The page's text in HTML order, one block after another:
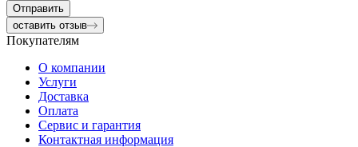
Отправить
оставить отзыв
Покупателям
О компании
Услуги
Доставка
Оплата
Сервис и гарантия
Контактная информация